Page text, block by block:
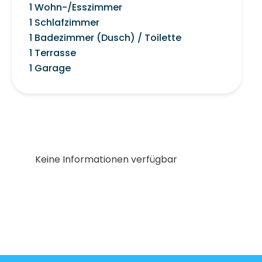
1 Wohn-/Esszimmer
1 Schlafzimmer
1 Badezimmer (Dusch) / Toilette
1 Terrasse
1 Garage
Keine Informationen verfügbar